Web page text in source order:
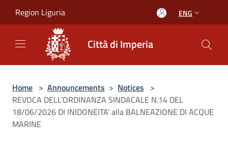
Region Liguria ENG
Città di Imperia
Home > Announcements > Notices >
REVOCA DELL’ORDINANZA SINDACALE N.14 DEL
18/06/2026 DI INIDONEITA’ alla BALNEAZIONE DI ACQUE
MARINE